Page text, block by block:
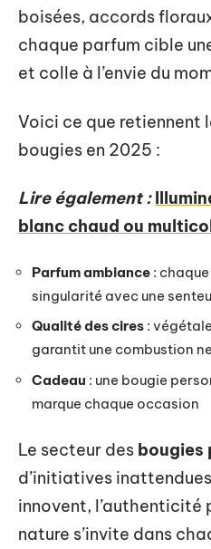
boisées, accords
chaque parfum cible
et colle à l’envie du
Voici ce que retiennent
bougies en 2025 :
Lire également :
blanc chaud ou
Parfum ambiance :
singularité avec une
Qualité des cires :
garantit une combustion
Cadeau : une bougie
marque chaque occasion
Le secteur des bougies
d’initiatives
innovent, l’authenticité
nature s’invite dans